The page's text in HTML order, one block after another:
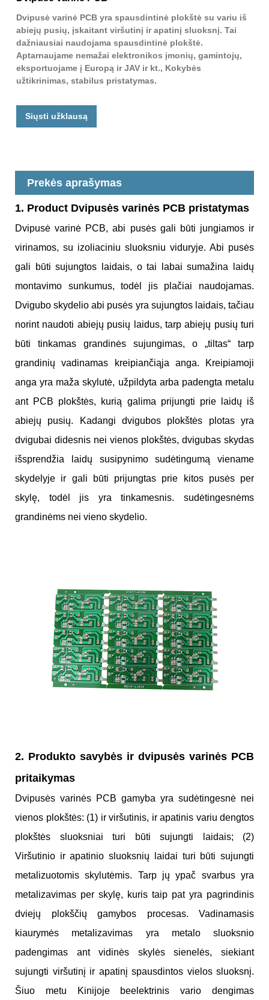
Dvipusė varinė PCB yra spausdintinė plokštė su variu iš
abiejų pusių, įskaitant viršutinį ir apatinį sluoksnį. Tai
dažniausiai naudojama spausdintinė plokštė.
Aptarnaujame nemažai elektronikos įmonių, gamintojų,
eksportuojame į Europą ir JAV ir kt., Kokybės
užtikrinimas, stabilus pristatymas.
Siųsti užklausą
Prekės aprašymas
1. Product Dvipusės varinės PCB pristatymas
Dvipusė varinė PCB, abi pusės gali būti jungiamos ir
virinamos, su izoliaciniu sluoksniu viduryje. Abi pusės
gali būti sujungtos laidais, o tai labai sumažina laidų
montavimo sunkumus, todėl jis plačiai naudojamas.
Dvigubo skydelio abi pusės yra sujungtos laidais, tačiau
norint naudoti abiejų pusių laidus, tarp abiejų pusių turi
būti tinkamas grandinės sujungimas, o „tiltas“ tarp
grandinių vadinamas kreipiančiąja anga. Kreipiamoji
anga yra maža skylutė, užpildyta arba padengta metalu
ant PCB plokštės, kurią galima prijungti prie laidų iš
abiejų pusių. Kadangi dvigubos plokštės plotas yra
dvigubai didesnis nei vienos plokštės, dvigubas skydas
išsprendžia laidų susipynimo sudėtingumą viename
skydelyje ir gali būti prijungtas prie kitos pusės per
skylę, todėl jis yra tinkamesnis. sudėtingesnėms
grandinėms nei vieno skydelio.
2. Produkto savybės ir dvipusės varinės PCB
pritaikymas
Dvipusės varinės PCB gamyba yra sudėtingesnė nei
vienos plokštės: (1) ir viršutinis, ir apatinis variu dengtos
plokštės sluoksniai turi būti sujungti laidais; (2)
Viršutinio ir apatinio sluoksnių laidai turi būti sujungti
metalizuotomis skylutėmis. Tarp jų ypač svarbus yra
metalizavimas per skylę, kuris taip pat yra pagrindinis
dviejų plokščių gamybos procesas. Vadinamasis
kiaurymės metalizavimas yra metalo sluoksnio
padengimas ant vidinės skylės sienelės, siekiant
sujungti viršutinį ir apatinį spausdintos vielos sluoksnį.
Šiuo metu Kinijoje beelektrinis vario dengimas